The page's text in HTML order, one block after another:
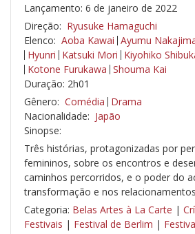
Lançamento: 6 de janeiro de 2022
Direção: Ryusuke Hamaguchi
Elenco: Aoba Kawai Ayumu
Hyunri Katsuki Mori Kiyohiko
Kotone Furukawa Shouma Kai
Duração: 2h01
Gênero: Comédia Drama
Nacionalidade: Japão
Sinopse:
Três histórias, protagonizadas por
femininos, sobre os encontros e
caminhos percorridos, e o poder do
transformação e nos
Categoria: Belas Artes à La Carte |
Festivais | Festival de Berlim |